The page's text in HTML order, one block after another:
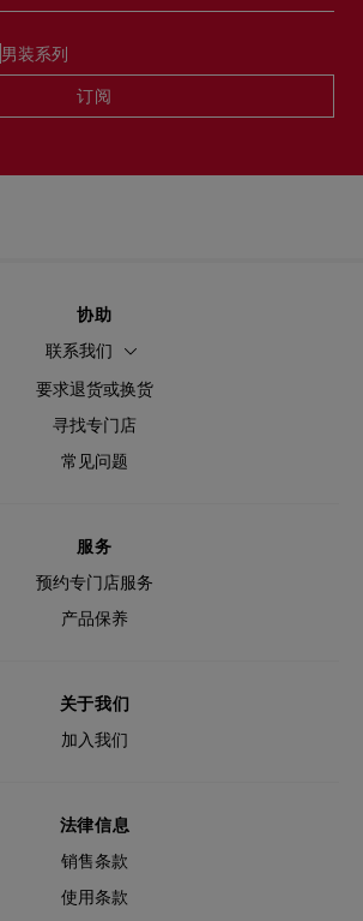
男装系列
订阅
协助
联系我们
要求退货或换货
寻找专门店
常见问题
服务
预约专门店服务
产品保养
关于我们
加入我们
法律信息
销售条款
使用条款